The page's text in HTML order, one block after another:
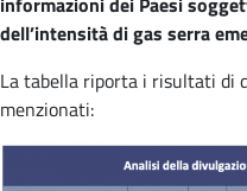
dell’intensità di gas serra
La tabella riporta i risultati di
menzionati: